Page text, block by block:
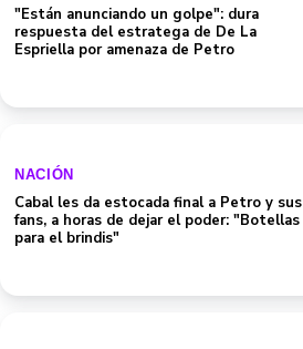
"Están anunciando un golpe": dura
respuesta del estratega de De La
Espriella por amenaza de Petro
NACIÓN
Cabal les da estocada final a Petro y sus
fans, a horas de dejar el poder: "Botellas
para el brindis"